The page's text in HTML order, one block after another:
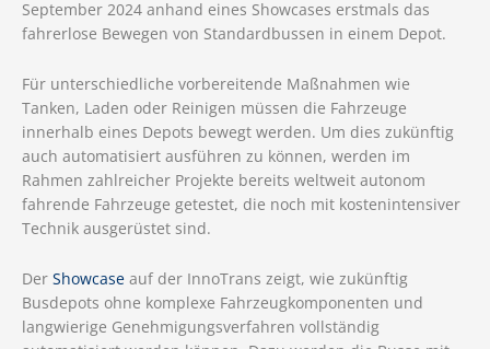
September 2024 anhand eines Showcases erstmals das
fahrerlose Bewegen von Standardbussen in einem Depot.
Für unterschiedliche vorbereitende Maßnahmen wie
Tanken, Laden oder Reinigen müssen die Fahrzeuge
innerhalb eines Depots bewegt werden. Um dies zukünftig
auch automatisiert ausführen zu können, werden im
Rahmen zahlreicher Projekte bereits weltweit autonom
fahrende Fahrzeuge getestet, die noch mit kostenintensiver
Technik ausgerüstet sind.
Der Showcase auf der InnoTrans zeigt, wie zukünftig
Busdepots ohne komplexe Fahrzeugkomponenten und
langwierige Genehmigungsverfahren vollständig